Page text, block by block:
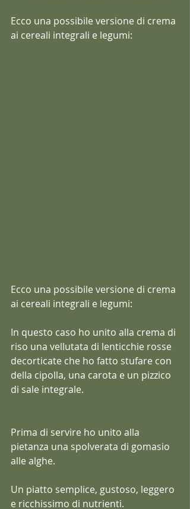
Ecco una possibile versione di crema
ai cereali integrali e legumi:
Ecco una possibile versione di crema
ai cereali integrali e legumi:
In questo caso ho unito alla crema di
riso una vellutata di lenticchie rosse
decorticate che ho fatto stufare con
della cipolla, una carota e un pizzico
di sale integrale.
Prima di servire ho unito alla
pietanza una spolverata di gomasio
alle alghe.
Un piatto semplice, gustoso, leggero
e ricchissimo di nutrienti.